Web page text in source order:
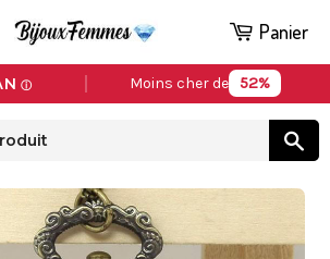
ⓘ Moins cher de 52%
Panier